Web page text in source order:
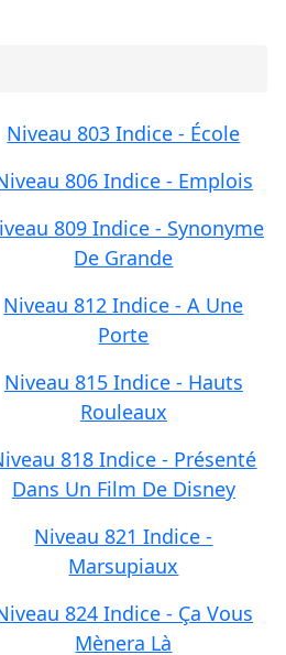
Niveau 803 Indice - École
806 Indice - Emplois
809 Indice - Synonyme
De Grande
Niveau 812 Indice - A Une
Porte
Niveau 815 Indice - Hauts
Rouleaux
818 Indice - Présenté
Dans Un Film De Disney
Niveau 821 Indice -
Marsupiaux
824 Indice - Ça Vous
Mènera Là